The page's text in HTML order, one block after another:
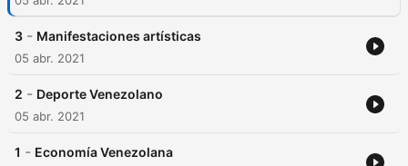
3 - Manifestaciones artísticas
05 abr. 2021
2 - Deporte Venezolano
05 abr. 2021
1 - Economía Venezolana